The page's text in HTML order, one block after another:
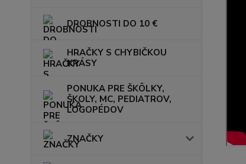
DROBNOSTI DO 10 €
HRAČKY S CHYBIČKOU
KRÁSY
PONUKA PRE ŠKÔLKY,
ŠKOLY, MC, PEDIATROV,
LOGOPÉDOV
ZNAČKY